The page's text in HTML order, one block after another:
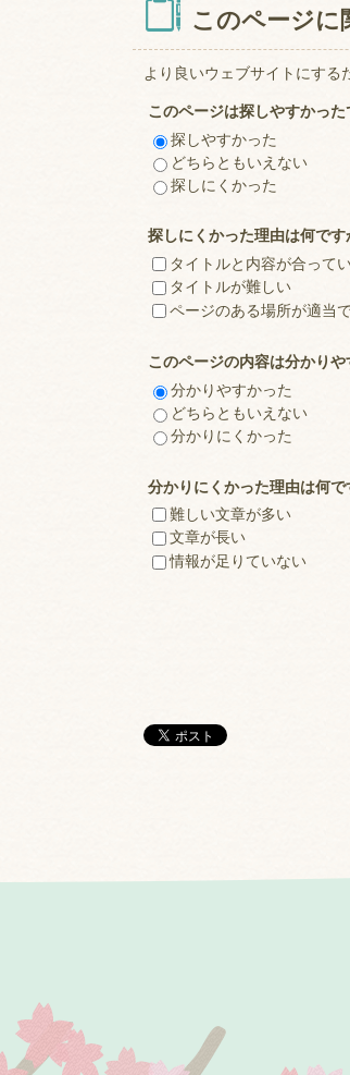
このページに
より良いウェブサイトにする
このページは探しやすかった
探しやすかった
どちらともいえない
探しにくかった
探しにくかった理由は何です
タイトルと内容が合って
タイトルが難しい
ページのある場所が適当
このページの内容は分かり
分かりやすかった
どちらともいえない
分かりにくかった
分かりにくかった理由は何で
難しい文章が多い
文章が長い
情報が足りていない